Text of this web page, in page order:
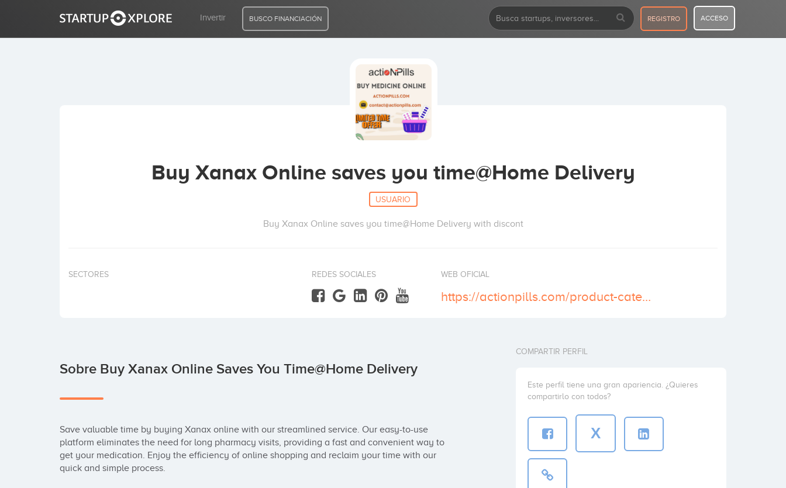
Invertir BUSCO FINANCIACIÓN REGISTRO ACCESO
Buy Xanax Online saves you time@Home Delivery
USUARIO
Buy Xanax Online saves you time@Home Delivery with discont
SECTORES REDES SOCIALES WEB OFICIAL
https://actionpills.com/product-category/buy-xanax-online/
Sobre Buy Xanax Online Saves You Time@Home Delivery
Save valuable time by buying Xanax online with our streamlined service. Our easy-to-use
platform eliminates the need for long pharmacy visits, providing a fast and convenient way to
get your medication. Enjoy the efficiency of online shopping and reclaim your time with our
quick and simple process.
COMPARTIR PERFIL
Este perfil tiene una gran apariencia. ¿Quieres
compartirlo con todos?
X